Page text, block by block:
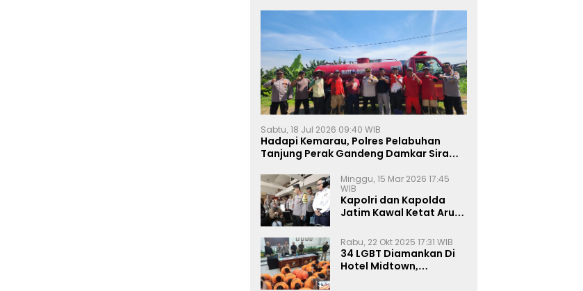
Sabtu, 18 Jul 2026 09:40 WIB
Hadapi Kemarau, Polres Pelabuhan
Tanjung Perak Gandeng Damkar Siram
Minggu, 15 Mar 2026 17:45
WIB
Kapolri dan Kapolda
Jatim Kawal Ketat Arus
Rabu, 22 Okt 2025 17:31 WIB
34 LGBT Diamankan Di
Hotel Midtown,